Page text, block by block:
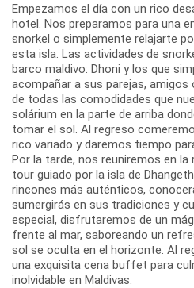
Empezamos el día con un rico
hotel. Nos preparamos para una
snorkel o simplemente relajarte
esta isla. Las actividades de
barco maldivo: Dhoni y los que
acompañar a sus parejas,
de todas las comodidades que
solárium en la parte de arriba
tomar el sol. Al regreso
rico variado y daremos tiempo
Por la tarde, nos reuniremos en
tour guiado por la isla de
rincones más auténticos,
sumergirás en sus tradiciones y
especial, disfrutaremos de un
frente al mar, saboreando un
sol se oculta en el horizonte. Al
una exquisita cena buffet para
inolvidable en Maldivas.